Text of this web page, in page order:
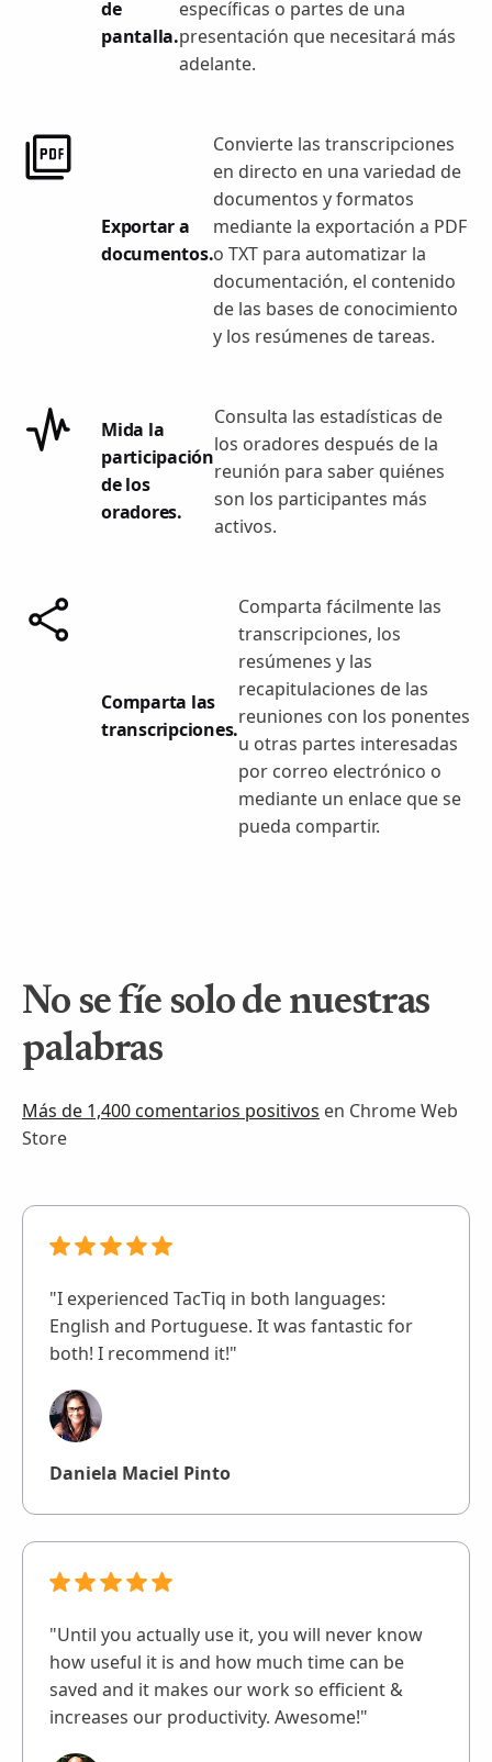
de
pantalla.
específicas o partes de una
presentación que necesitará más
adelante.
Exportar a
documentos.
Convierte las transcripciones
en directo en una variedad de
documentos y formatos
mediante la exportación a PDF
o TXT para automatizar la
documentación, el contenido
de las bases de conocimiento
y los resúmenes de tareas.
Mida la
participación
de los
oradores.
Consulta las estadísticas de
los oradores después de la
reunión para saber quiénes
son los participantes más
activos.
Comparta las
transcripciones.
Comparta fácilmente las
transcripciones, los
resúmenes y las
recapitulaciones de las
reuniones con los ponentes
u otras partes interesadas
por correo electrónico o
mediante un enlace que se
pueda compartir.
No se fíe solo de nuestras
palabras
Más de 1,400 comentarios positivos en Chrome Web
Store
"I experienced TacTiq in both languages:
English and Portuguese. It was fantastic for
both! I recommend it!"
Daniela Maciel Pinto
"Until you actually use it, you will never know
how useful it is and how much time can be
saved and it makes our work so efficient &
increases our productivity. Awesome!"